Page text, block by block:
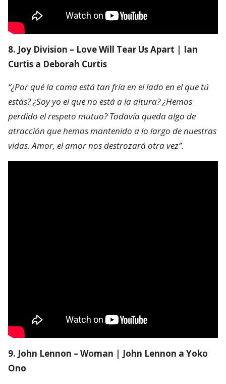
8. Joy Division – Love Will Tear Us Apart | Ian
Curtis a Deborah Curtis
“¿Por qué la cama está tan fría en el lado en el que tú
estás? ¿Soy yo el que no está a la altura? ¿Hemos
perdido el respeto mutuo? Todavía queda algo de
atracción que hemos mantenido a lo largo de nuestras
vidas. Amor, el amor nos destrozará otra vez”.
9. John Lennon – Woman | John Lennon a Yoko
Ono